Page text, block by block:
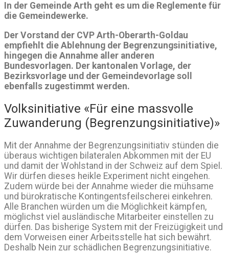
In der Gemeinde Arth geht es um die Reglemente für
die Gemeindewerke.
Der Vorstand der CVP Arth-Oberarth-Goldau
empfiehlt die Ablehnung der Begrenzungsinitiative,
hingegen die Annahme aller anderen
Bundesvorlagen. Der kantonalen Vorlage, der
Bezirksvorlage und der Gemeindevorlage soll
ebenfalls zugestimmt werden.
Volksinitiative «Für eine massvolle
Zuwanderung (Begrenzungsinitiative)»
Mit der Annahme der Begrenzungsinitiativ stünden die
überaus wichtigen bilateralen Abkommen mit der EU
und damit der Wohlstand in der Schweiz auf dem Spiel.
Wir dürfen dieses heikle Experiment nicht eingehen.
Zudem würde bei der Annahme wieder die mühsame
und bürokratische Kontingentsfeilscherei einkehren.
Alle Branchen würden um die Möglichkeit kämpfen,
möglichst viel ausländische Mitarbeiter einstellen zu
dürfen. Das bisherige System mit der Freizügigkeit und
dem Vorweisen einer Arbeitsstelle hat sich bewährt.
Deshalb Nein zur schädlichen Begrenzungsinitiative.